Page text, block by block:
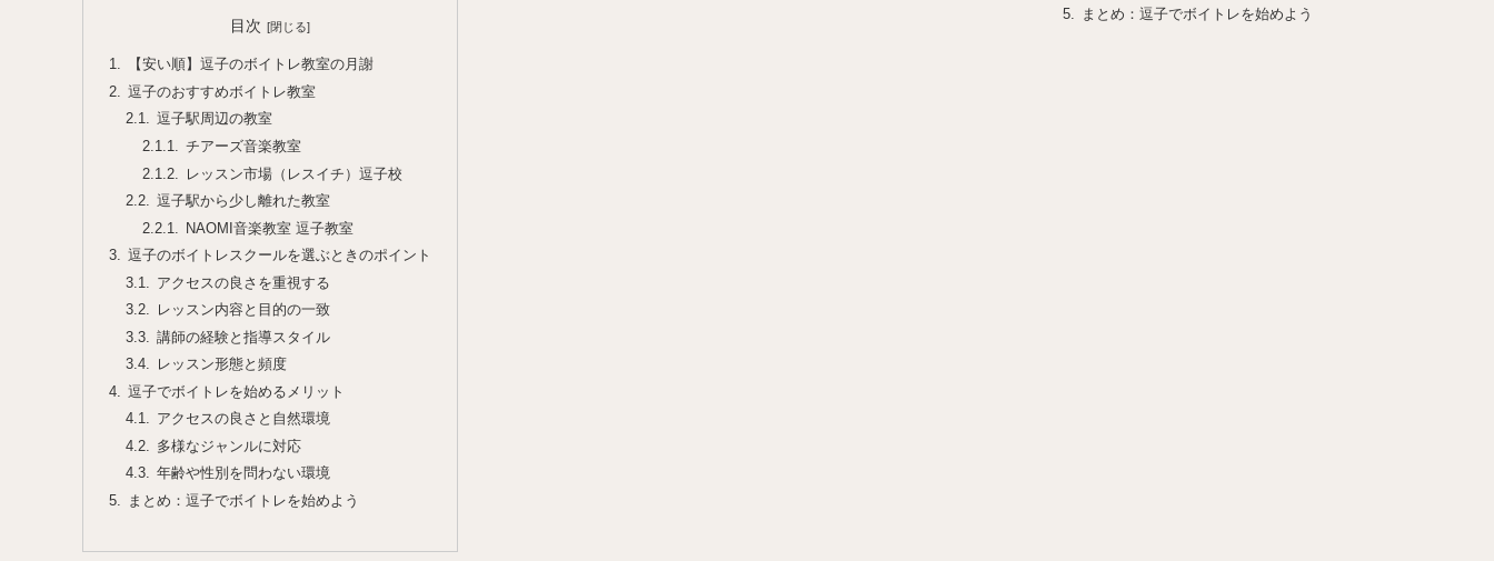
目次
【安い順】逗子のボイトレ教室の月謝
逗子のおすすめボイトレ教室
逗子駅周辺の教室
チアーズ音楽教室
レッスン市場（レスイチ）逗子校
逗子駅から少し離れた教室
NAOMI音楽教室 逗子教室
逗子のボイトレスクールを選ぶときのポイント
アクセスの良さを重視する
レッスン内容と目的の一致
講師の経験と指導スタイル
レッスン形態と頻度
逗子でボイトレを始めるメリット
アクセスの良さと自然環境
多様なジャンルに対応
年齢や性別を問わない環境
まとめ：逗子でボイトレを始めよう
まとめ：逗子でボイトレを始めよう